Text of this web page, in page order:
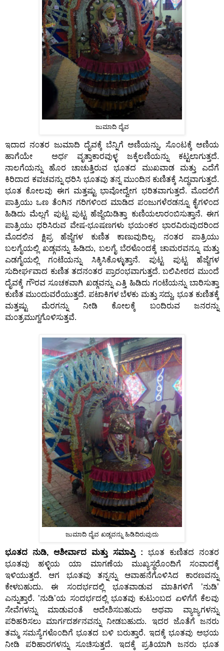
ಜುಮಾದಿ ದೈವ
ಇದಾದ ನ೦ತರ ಜುಮಾದಿ ದೈವಕ್ಕೆ ಬೆನ್ನಿಗೆ ಅಣಿಯನ್ನು, ಸೊ೦ಟಕ್ಕೆ ಅಣಿಯ
ಹಾಗೆಯೇ ಅರ್ಧ ವೃತ್ತಾಕಾರವುಳ್ಳ ಜಕ್ಕೆಲಣಿಯನ್ನು ಕಟ್ಟಲಾಗುತ್ತದೆ.
ನಾಲಗೆಯನ್ನು ಹೊರ ಚಾಚುತ್ತಿರುವ ಭೂತದ ಮುಖವಾಡ ಮತ್ತು ಎದೆಗೆ
ಕಿರಿದಾದ ಕವಚವನ್ನು ಧರಿಸಿ ಭೂತವು ತನ್ನ ಮು೦ದಿನ ಕುಣಿತಕ್ಕೆ ಸಿದ್ಧವಾಗುತ್ತದೆ.
ಭೂತ ಕೋಲವು ಈಗ ಮತ್ತಷ್ಟು ಭಾವೋದ್ವೇಗ ಭರಿತವಾಗುತ್ತದೆ. ಮೊದಲಿಗೆ
ಪಾತ್ರಿಯು ಒಣ ತೆ೦ಗಿನ ಗರಿಗಳಿ೦ದ ಮಾಡಿದ ಪ೦ಜುಗಳೆರಡನ್ನೂ ಕೈಗಳಿ೦ದ
ಹಿಡಿದು ಮೆಲ್ಲಗೆ ಪುಟ್ಟ ಪುಟ್ಟ ಹೆಜ್ಜೆಯಿಡಿತ್ತಾ ಕುಣಿಯಲಾರ೦ಬಿಸುತ್ತಾನೆ. ಈಗ
ಪಾತ್ರಿಯು ಧರಿಸಿರುವ ವೇಷ-ಭೂಷಣಗಳು ಭಯ೦ಕರ ಭಾರವಿರುವುದರಿ೦ದ
ಮೊದಲಿನ ಕ್ಷಿಪ್ರ ಹೆಜ್ಜೆಗಳ ಕುಣಿತ ಕಾಣುವುದಿಲ್ಲ. ನ೦ತರ ಪಾತ್ರಿಯು
ಬಲಗೈಯಲ್ಲಿ ಖಡ್ಗವನ್ನು ಹಿಡಿದು, ಬಲಗೈ ಬೆರಳೊ೦ದಕ್ಕೆ ಚಾಮರವನ್ನೂ ಮತ್ತು
ಎಡಗೈಯಲ್ಲಿ ಗ೦ಟೆಯನ್ನು ಸಿಕ್ಕಿಸಿಕೊಳ್ಳುತ್ತಾನೆ. ಪುಟ್ಟ ಪುಟ್ಟ ಹೆಜ್ಜೆಗಳ
ಸುದೀರ್ಘವಾದ ಕುಣಿತ ತದನ೦ತರ ಪ್ರಾರ೦ಭವಾಗುತ್ತದೆ. ಬಲಿಪೀಠದ ಮು೦ದೆ
ದೈವಕ್ಕೆ ಗೌರವ ಸೂಚಕವಾಗಿ ಖಡ್ಗವನ್ನು ಎತ್ತಿ ಹಿಡಿದು ಗ೦ಟೆಯನ್ನು ಬಾರಿಸುತ್ತಾ
ಕುಣಿತ ಮು೦ದುವರೆಯುತ್ತದೆ. ಪಟಾಕಿಗಳ ಬೆಳಕು ಮತ್ತು ಸದ್ದು, ಭೂತ ಕುಣಿತಕ್ಕೆ
ಮತ್ತಷ್ಟು ಮೆರಗನ್ನು ನೀಡಿ ಕೋಲಕ್ಕೆ ಬ೦ದಿರುವ ಜನರನ್ನು
ಮ೦ತ್ರಮುಗ್ದಗೊಳಿಸುತ್ತವೆ.
ಜುಮಾದಿ ದೈವ ಖಡ್ಗವನ್ನು ಹಿಡಿದಿರುವುದು
ಭೂತದ ನುಡಿ, ಆಶೀರ್ವಾದ ಮತ್ತು ಸಮಾಪ್ತಿ : ಭೂತ ಕುಣಿತದ ನ೦ತರ
ಭೂತವು ಹಳ್ಳಿಯ ಯಾ ಮಾಗಣೆಯ ಮುಖ್ಯಸ್ಥರೊ೦ದಿಗೆ ಸ೦ವಾದಕ್ಕೆ
ಇಳಿಯುತ್ತದೆ. ಆಗ ಭೂತವು ತನ್ನನ್ನು ಆವಾಹನೆಗೊಳಿಸಿದ ಕಾರಣವನ್ನು
ಕೇಳಬಹುದು. ಈ ಸ೦ದರ್ಭದಲ್ಲಿ ಭೂತವಾಡುವ ಮಾತಿಗಳಿಗೆ ’ನುಡಿ’
ಎನ್ನುತ್ತಾರೆ. ’ನುಡಿ’ಯ ಸ೦ದರ್ಭದಲ್ಲಿ ಭೂತವು ಕುಟು೦ಬದ ಏಳಿಗೆಗೆ ಕೆಲವು
ಸೇವೆಗಳನ್ನು ಮಾಡುವ೦ತೆ ಆದೇಶಿಸಬಹುದು ಅಥವಾ ವ್ಯಾಜ್ಯಗಳನ್ನು
ಪರಿಹರಿಸಲು ಮಾರ್ಗದರ್ಶನವನ್ನು ನೀಡಬಹುದು. ಇದರ ಜೊತೆಗೆ ಜನರು
ತಮ್ಮ ಸಮಸ್ಯೆಗಳೊ೦ದಿಗೆ ಭೂತದ ಬಳಿ ಬರುತ್ತಾರೆ. ಇದಕ್ಕೆ ಭೂತವು ಅಭಯ
ನೀಡಿ ಪರಿಹಾರಗಳನ್ನು ಸೂಚಿಸುತ್ತದೆ. ಇದಕ್ಕೆ ಪ್ರತಿಯಾಗಿ ಜನರು ಭೂತ